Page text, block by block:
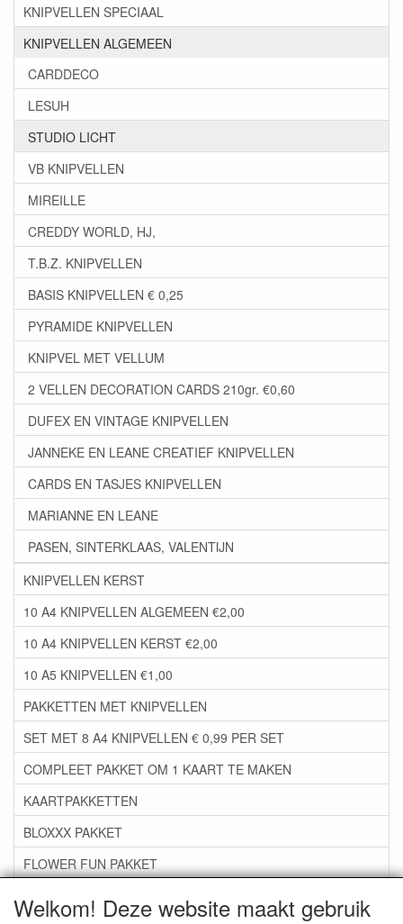
Welkom! Deze website maakt gebruik
KNIPVELLEN SPECIAAL
KNIPVELLEN ALGEMEEN
CARDDECO
LESUH
STUDIO LICHT
VB KNIPVELLEN
MIREILLE
CREDDY WORLD, HJ,
T.B.Z. KNIPVELLEN
BASIS KNIPVELLEN € 0,25
PYRAMIDE KNIPVELLEN
KNIPVEL MET VELLUM
2 VELLEN DECORATION CARDS 210gr. €0,60
DUFEX EN VINTAGE KNIPVELLEN
JANNEKE EN LEANE CREATIEF KNIPVELLEN
CARDS EN TASJES KNIPVELLEN
MARIANNE EN LEANE
PASEN, SINTERKLAAS, VALENTIJN
KNIPVELLEN KERST
10 A4 KNIPVELLEN ALGEMEEN €2,00
10 A4 KNIPVELLEN KERST €2,00
10 A5 KNIPVELLEN €1,00
PAKKETTEN MET KNIPVELLEN
SET MET 8 A4 KNIPVELLEN € 0,99 PER SET
COMPLEET PAKKET OM 1 KAART TE MAKEN
KAARTPAKKETTEN
BLOXXX PAKKET
FLOWER FUN PAKKET
***GROEP 06*** TAPE/LIJM SNIJMALLEN STEMPELS